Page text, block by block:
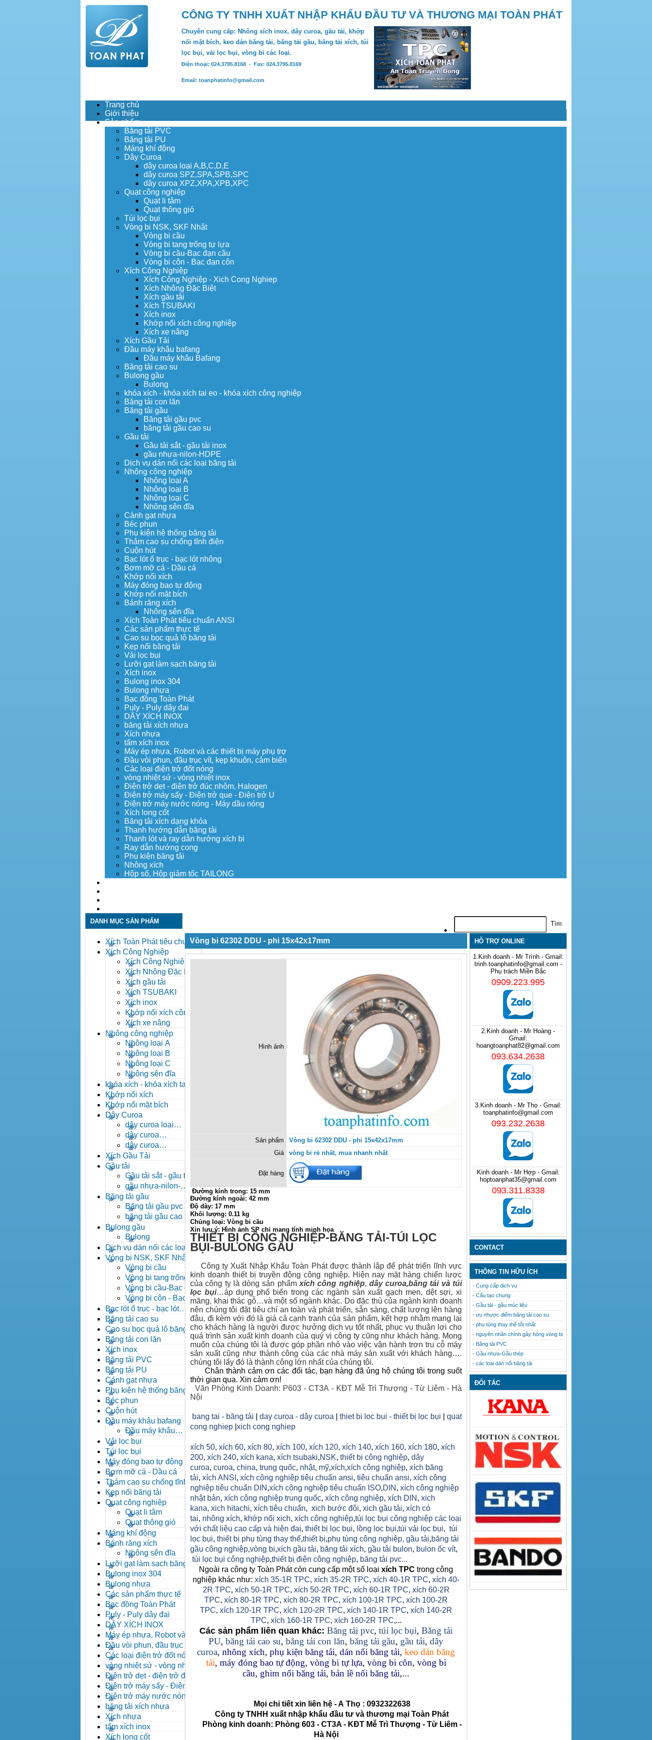
CÔNG TY TNHH XUẤT NHẬP KHẨU ĐẦU TƯ VÀ THƯƠNG MẠI TOÀN PHÁT
Chuyên cung cấp: Nhông xích inox, dây curoa, gầu tải, khớp
nối mặt bích, keo dán băng tải, băng tải gầu, băng tải xích, túi
lọc bụi, vải lọc bụi, vòng bi các loại.
Điện thoại: 024.3795.8168 - Fax: 024.3795.8169
Email: toanphatinfo@gmail.com
Trang chủ
Giới thiệu
Sản phẩm
Băng tải PVC
Băng tải PU
Máng khí động
Dây Curoa
dây curoa loại A,B,C,D,E
dây curoa SPZ,SPA,SPB,SPC
dây curoa XPZ,XPA,XPB,XPC
Quạt công nghiệp
Quạt li tâm
Quạt thông gió
Túi lọc bụi
Vòng bi NSK, SKF Nhật
Vòng bi cầu
Vòng bi tang trống tự lựa
Vòng bi cầu-Bạc đạn cầu
Vòng bi côn - Bạc đạn côn
Xích Công Nghiệp
Xích Công Nghiệp - Xich Cong Nghiep
Xích Nhông Đặc Biệt
Xích gầu tải
Xích TSUBAKI
Xích inox
Khớp nối xích công nghiệp
Xích xe nâng
Xích Gầu Tải
Đầu máy khâu bafang
Đầu máy khâu Bafang
Băng tải cao su
Bulong gầu
Bulong
khóa xích - khóa xích tai eo - khóa xích công nghiệp
Băng tải con lăn
Băng tải gầu
Băng tải gầu pvc
băng tải gầu cao su
Gầu tải
Gầu tải sắt - gầu tải inox
gầu nhựa-nilon-HDPE
Dịch vụ dán nối các loại băng tải
Nhông công nghiệp
Nhông loại A
Nhông loại B
Nhông loại C
Nhông sên đĩa
Cánh gạt nhựa
Béc phun
Phụ kiện hệ thống băng tải
Thảm cao su chống tĩnh điện
Cuộn hút
Bạc lót ổ trục - bạc lót nhông
Bơm mỡ cá - Dầu cá
Khớp nối xích
Máy đóng bao tự động
Khớp nối mặt bích
Bánh răng xích
Nhông sên đĩa
Xích Toàn Phát tiêu chuẩn ANSI
Các sản phẩm thực tế
Cao su bọc quả lô băng tải
Kẹp nối băng tải
Vải lọc bụi
Lưỡi gạt làm sạch băng tải
Xích inox
Bulong inox 304
Bulong nhựa
Bạc đồng Toàn Phát
Puly - Puly dây đai
DÂY XÍCH INOX
băng tải xích nhựa
Xích nhựa
tấm xích inox
Máy ép nhựa, Robot và các thiết bị máy phụ trợ
Đầu vòi phun, đầu trục vít, kẹp khuôn, cảm biến
Các loại điện trở đốt nóng
vòng nhiệt sứ - vòng nhiệt inox
Điện trở dẹt - điện trở đúc nhôm, Halogen
Điện trở máy sấy - Điện trở que - Điện trở U
Điện trở máy nước nóng - Máy dầu nóng
Xích long cốt
Băng tải xích dạng khóa
Thanh hướng dẫn băng tải
Thanh lót và ray dẫn hướng xích bi
Ray dẫn hướng cong
Phụ kiện băng tải
Nhông xích
Hộp số, Hộp giảm tốc TAILONG
DANH MỤC SẢN PHẨM
Xích Toàn Phát tiêu chuẩn
ANSI
Xích Công Nghiệp
Xích Công Nghiệp -
Xich Cong Nghiep
Xích Nhông Đặc Biệt
Xích gầu tải
Xích TSUBAKI
Xích inox
Khớp nối xích công
nghiệp
Xích xe nâng
Nhông công nghiệp
Nhông loại A
Nhông loại B
Nhông loại C
Nhông sên đĩa
khóa xích - khóa xích tai eo
- khóa xích công nghiệp
Khớp nối xích
Khớp nối mặt bích
Dây Curoa
dây curoa loại
A,B,C,D,E
dây curoa
SPZ,SPA,SPB,SPC
dây curoa
XPZ,XPA,XPB,XPC
Xích Gầu Tải
Gầu tải
Gầu tải sắt - gầu tải
inox
gầu nhựa-nilon-
HDPE
Băng tải gầu
Băng tải gầu pvc
băng tải gầu cao su
Bulong gầu
Bulong
Dịch vụ dán nối các loại
băng tải
Vòng bi NSK, SKF Nhật
Vòng bi cầu
Vòng bi tang trống tự
lựa
Vòng bi cầu-Bạc đạn
cầu
Vòng bi côn - Bạc
đạn côn
Bạc lót ổ trục - bạc lót
nhông
Băng tải cao su
Cao su bọc quả lô băng tải
Băng tải con lăn
Xích inox
Băng tải PVC
Băng tải PU
Cánh gạt nhựa
Phụ kiện hệ thống băng tải
Béc phun
Cuộn hút
Đầu máy khâu bafang
Đầu máy khâu
Bafang
Vải lọc bụi
Túi lọc bụi
Máy đóng bao tự động
Bơm mỡ cá - Dầu cá
Thảm cao su chống tĩnh
điện
Kẹp nối băng tải
Quạt công nghiệp
Quạt li tâm
Quạt thông gió
Máng khí động
Bánh răng xích
Nhông sên đĩa
Lưỡi gạt làm sạch băng tải
Bulong inox 304
Bulong nhựa
Các sản phẩm thực tế
Bạc đồng Toàn Phát
Puly - Puly dây đai
DÂY XÍCH INOX
Máy ép nhựa, Robot và các
thiết bị máy phụ trợ
Đầu vòi phun, đầu trục vít,
kẹp khuôn, cảm biến
Các loại điện trở đốt nóng
vòng nhiệt sứ - vòng nhiệt
inox
Điện trở dẹt - điện trở đúc
nhôm, Halogen
Điện trở máy sấy - Điện trở
que - Điện trở U
Điện trở máy nước nóng -
Máy dầu nóng
băng tải xích nhựa
Xích nhựa
tấm xích inox
Xích long cốt
Vòng bi 62302 DDU - phi 15x42x17mm
Hình ảnh
Sản phẩm
Vòng bi 62302 DDU - phi 15x42x17mm
Giá
vòng bi rẻ nhất, mua nhanh nhất
Đặt hàng
Đường kính trong: 15 mm
Đường kính ngoài: 42 mm
Độ dày: 17 mm
Khối lượng: 0.11 kg
Chủng loại: Vòng bi cầu
Xin lưu ý: Hình ảnh SP chỉ mang tính minh họa
THIẾT BỊ CÔNG NGHIỆP-BĂNG TẢI-TÚI LỌC
BỤI-BULONG GẦU
Công ty Xuất Nhập Khẩu Toàn Phát được thành lập để phát triển lĩnh vực
kinh doanh thiết bị truyền động công nghiệp. Hiện nay mặt hàng chiến lược
của công ty là dòng sản phẩm xích công nghiệp, dây curoa,băng tảivàtúi
lọc bụi…áp dụng phổ biến trong các ngành sản xuất gạch men, dệt sợi, xi
măng, khai thác gỗ…và một số ngành khác. Do đặc thù của ngành kinh doanh
nên chúng tôi đặt tiêu chí an toàn và phát triển, sẵn sàng, chất lượng lên hàng
đâu, đi kèm với đó là giá cả cạnh tranh của sản phẩm, kết hợp nhằm mang lại
cho khách hàng là người được hưởng dịch vụ tốt nhất, phục vụ thuận lợi cho
quá trình sản xuất kinh doanh của quý vị công ty cũng như khách hàng. Mong
muốn của chúng tôi là được góp phần nhỏ vào việc vận hành trơn tru cỗ máy
sản xuất cũng như thành công của các nhà máy sản xuất với khách hàng….
chúng tôi lấy đó là thành công lớn nhất của chúng tôi.
Chân thành cảm ơn các đối tác, bạn hàng đã ủng hộ chúng tôi trong suốt
thời gian qua. Xin cảm ơn!
Văn Phòng Kinh Doanh: P603 - CT3A - KĐT Mễ Trì Thượng - Từ Liêm - Hà
Nội
bang tai - băng tải day curoa - dây curoa thiet bi loc bui - thiết bị lọc bụi
quat
cong nghiep xich cong nghiep
xích 50, xích 60, xích 80, xích 100, xích 120, xích 140, xích 160, xích 180, xích
200, xích 240, xích kana, xích tsubaki,NSK, thiết bị công nghiệp, dây
curoa, curoa, china, trung quốc, nhật, mỹ,xích,xích công nghiệp, xích băng
tải, xích ANSI , xích công nghiệp tiêu chuẩn ansi, tiêu chuẩn ansi, xích công
nghiệp tiêu chuẩn DIN ,xích công nghiệp tiêu chuẩn ISO,DIN , xích công nghiệp
nhật bản, xích công nghiệp trung quốc, xích công nghiệp, xích DIN , xich
kana, xich hitachi, xích tiêu chuẩn, xich bước đôi, xich gầu tải, xích có
tai, nhông xích, khớp nối xich, xích công nghiệp,túi lọc bụi công nghiệp các loại
với chất liệu cao cấp và hiện đaị, thiết bị lọc bụi, lồng lọc bụi,túi vải lọc bụi, túi
lọc bụi, thiết bị phụ tùng thay thế,thiết bị,phụ tùng công nghiệp, gầu tải,băng tải
gầu công nghiệp,vòng bi,xích gầu tải, băng tải xích, gầu tải bulon, bulon ốc vít,
túi lọc bụi công nghiệp,thiết bị điện công nghiệp, băng tải pvc...
Ngoài ra công ty Toàn Phát còn cung cấp một số loại xích TPC trong công
nghiệp khác như: xích 35-1R TPC, xích 35-2R TPC, xích 40-1R TPC, xích 40-
2R TPC, xích 50-1R TPC, xích 50-2R TPC, xích 60-1R TPC, xích 60-2R
TPC, xích 80-1R TPC, xích 80-2R TPC, xích 100-1R TPC, xích 100-2R
TPC, xích 120-1R TPC, xích 120-2R TPC, xích 140-1R TPC, xích 140-2R
TPC, xích 160-1R TPC, xích 160-2R TPC,...
Các sản phẩm liên quan khác: Băng tải pvc, túi lọc bụi, Băng tải
PU, băng tải cao su, băng tải con lăn, băng tải gầu, gầu tải, dây
curoa, nhông xích, phụ kiện băng tải, dán nối băng tải, keo dán băng
tải, máy đóng bao tự động, vòng bi tự lựa, vòng bi côn, vòng bi
cầu, ghim nối băng tải, bản lề nối băng tải,...
Mọi chi tiết xin liên hệ - A Thọ : 0932322638
Công ty TNHH xuất nhập khẩu đầu tư và thương mại Toàn Phát
Phòng kinh doanh: Phòng 603 - CT3A - KĐT Mễ Trì Thượng - Từ Liêm -
Hà Nội
HỖ TRỢ ONLINE
1.Kinh doanh - Mr Trình - Gmail:
trinh.toanphatinfo@gmail.com -
Phụ trách Miền Bắc
0909.223.995
2.Kinh doanh - Mr Hoàng -
Gmail:
hoangtoanphat82@gmail.com
093.634.2638
3.Kinh doanh - Mr Thọ - Gmail:
toanphatinfo@gmail.com
093.232.2638
Kinh doanh - Mr Hợp - Gmail:
hoptoanphat35@gmail.com
093.311.8338
CONTACT
THÔNG TIN HỮU ÍCH
- Cung cấp dịch vụ
- Cấu tạo chung
- Gầu tải - gầu múc liệu
- ưu nhược điểm băng tải cao su
- phụ tùng thay thế tốt nhất
- nguyên nhân chính gây hỏng vòng bi
- Băng tải PVC
- Gầu nhưa-Gầu thép
- các loại dán nối băng tải
ĐỐI TÁC